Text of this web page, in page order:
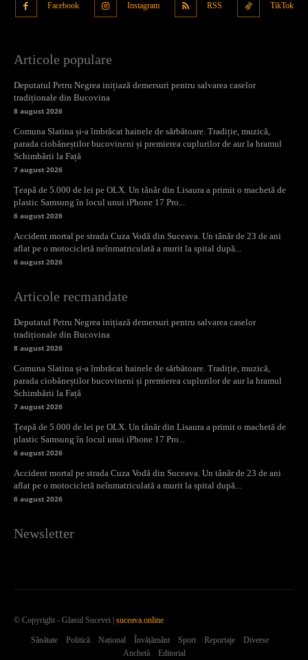
Facebook Instagram RSS TikTok
Articole populare
Deputatul Petru Negrea inițiază demersuri pentru salvarea caselor
tradiționale din Bucovina
8 august 2026
Comuna Slatina și-a îmbrăcat hainele de sărbătoare. Tradiție, muzică,
parada ciobăneștilor bucovineni și premierea cuplurilor de aur la hramul
Schimbării la Față
7 august 2026
Țeapă de 5.000 de lei pe OLX. Un tânăr din Lisaura a primit o machetă de
plastic Samsung în locul unui iPhone 17 Pro...
6 august 2026
Accident mortal pe strada Cuza Vodă din Suceava. Un tânăr de 23 de ani
aflat pe o motocicletă neînmatriculată a murit la spital după...
6 august 2026
Articole recmandate
Deputatul Petru Negrea inițiază demersuri pentru salvarea caselor
tradiționale din Bucovina
8 august 2026
Comuna Slatina și-a îmbrăcat hainele de sărbătoare. Tradiție, muzică,
parada ciobăneștilor bucovineni și premierea cuplurilor de aur la hramul
Schimbării la Față
7 august 2026
Țeapă de 5.000 de lei pe OLX. Un tânăr din Lisaura a primit o machetă de
plastic Samsung în locul unui iPhone 17 Pro...
6 august 2026
Accident mortal pe strada Cuza Vodă din Suceava. Un tânăr de 23 de ani
aflat pe o motocicletă neînmatriculată a murit la spital după...
6 august 2026
Newsletter
© Copyright - Glasul Sucevei | suceava.online
Sănătate Politică Național Învățământ Sport Reportaje
Diverse
Anchetă
Editorial